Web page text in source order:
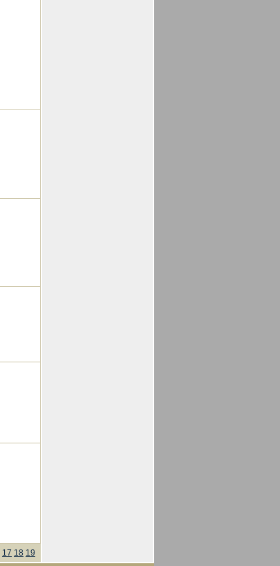
17 18 19